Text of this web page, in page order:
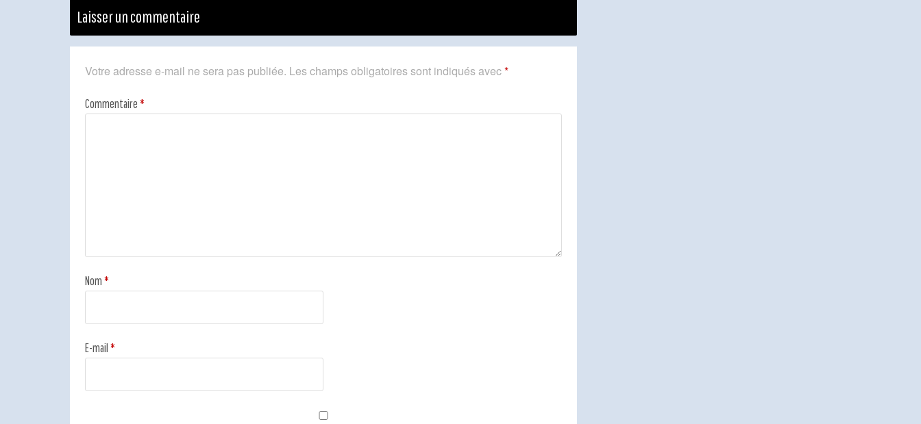
Laisser un commentaire
Votre adresse e-mail ne sera pas publiée. Les champs obligatoires sont indiqués avec*
Commentaire*
Nom*
E-mail*